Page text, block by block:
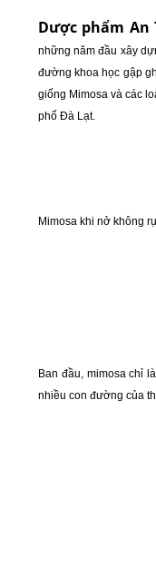
Dược phẩm An
những năm đầu xây
đường khoa học gập
giống Mimosa và các
phố Đà Lạt.
Mimosa khi nở không
Ban đầu, mimosa chỉ
nhiều con đường của